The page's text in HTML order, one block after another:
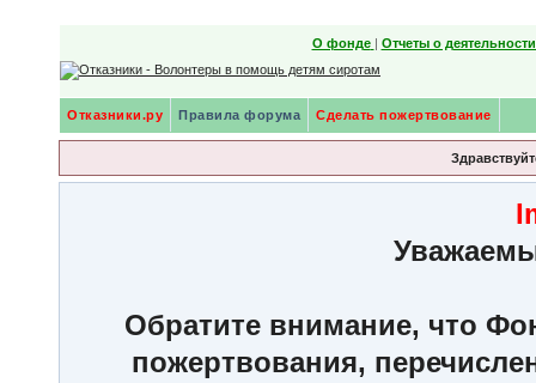
О фонде | Отчеты о
Отказники.ру Правила форума Сделать пожертвование
Обратите внимание, что
пожертвования,